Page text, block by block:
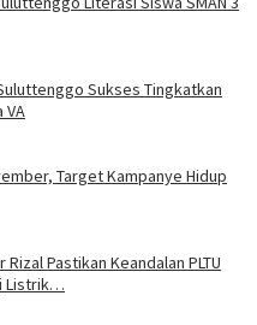
Sukses Tingkatkan
VA
Target Kampanye Hidup
Pastikan Keandalan PLTU
Listrik…